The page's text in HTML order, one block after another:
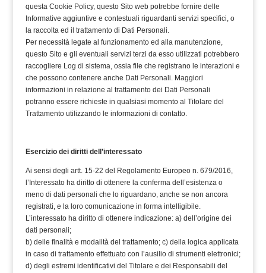
questa Cookie Policy, questo Sito web potrebbe fornire delle
Informative aggiuntive e contestuali riguardanti servizi specifici, o
la raccolta ed il trattamento di Dati Personali.
Per necessità legate al funzionamento ed alla manutenzione,
questo Sito e gli eventuali servizi terzi da esso utilizzati potrebbero
raccogliere Log di sistema, ossia file che registrano le interazioni e
che possono contenere anche Dati Personali. Maggiori
informazioni in relazione al trattamento dei Dati Personali
potranno essere richieste in qualsiasi momento al Titolare del
Trattamento utilizzando le informazioni di contatto.
Esercizio dei diritti dell’interessato
Ai sensi degli artt. 15-22 del Regolamento Europeo n. 679/2016,
l’Interessato ha diritto di ottenere la conferma dell’esistenza o
meno di dati personali che lo riguardano, anche se non ancora
registrati, e la loro comunicazione in forma intelligibile.
L’interessato ha diritto di ottenere indicazione: a) dell’origine dei
dati personali;
b) delle finalità e modalità del trattamento; c) della logica applicata
in caso di trattamento effettuato con l’ausilio di strumenti elettronici;
d) degli estremi identificativi del Titolare e dei Responsabili del